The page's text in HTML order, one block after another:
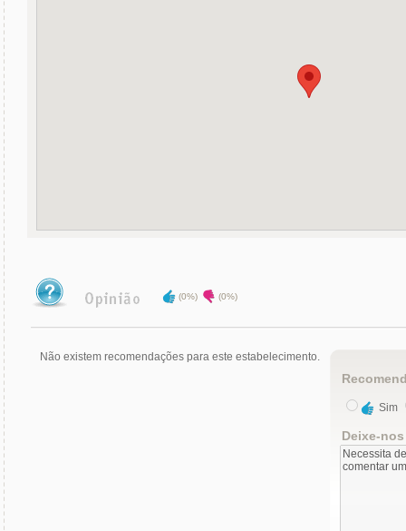
(0%) (0%)
Não existem recomendações para este estabelecimento.
Sim
Deixe-